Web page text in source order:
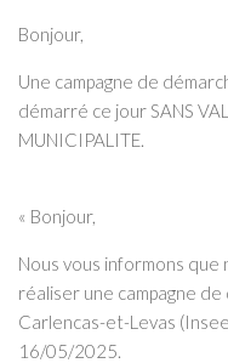
Bonjour,
Une campagne de
démarré ce jour SANS
MUNICIPALITE.
« Bonjour,
Nous vous informons
réaliser une campagne
Carlencas-et-Levas
16/05/2025.